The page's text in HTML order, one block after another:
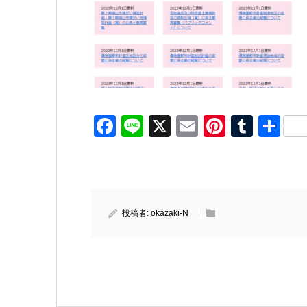
Facebook
Line
X Email
共
投稿者: okazaki-N